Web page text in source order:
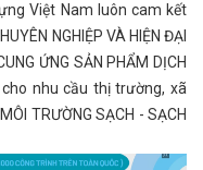
Việt Nam luôn cam kết
NGHIỆP VÀ HIỆN ĐẠI
ỨNG SẢN PHẨM DỊCH
nhu cầu thị trường, xã
TRƯỜNG SẠCH - SẠCH